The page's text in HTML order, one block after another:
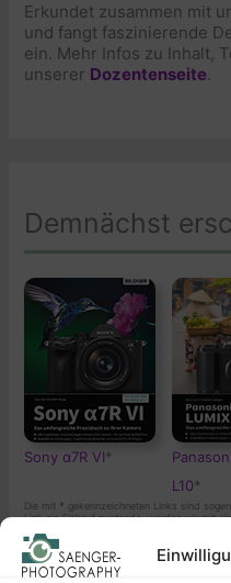
Erkundet zusammen mit
und fangt faszinierende
ein. Mehr Infos zu Inhalt,
unserer Dozentenseite.
Demnächst
Sony α7R VI*
L10*
Die mit * gekennzeichneten Links sind
Link ein Einkauf zustande, werden wir mit